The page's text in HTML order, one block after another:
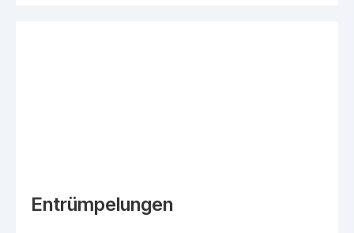
Entrümpelungen